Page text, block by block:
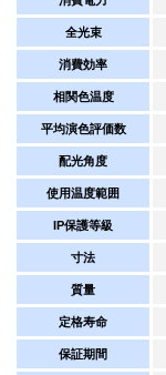
全光束
消費効率
相関色温度
平均演色評価数
配光角度
使用温度範囲
IP保護等級
寸法
質量
定格寿命
保証期間